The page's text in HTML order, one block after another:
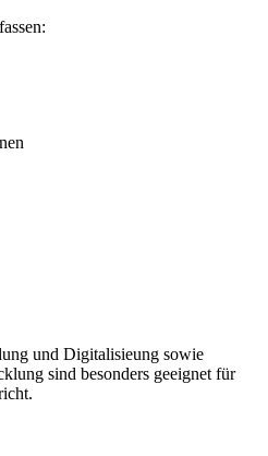
und Digitalisieung sowie
sind besonders geeignet für